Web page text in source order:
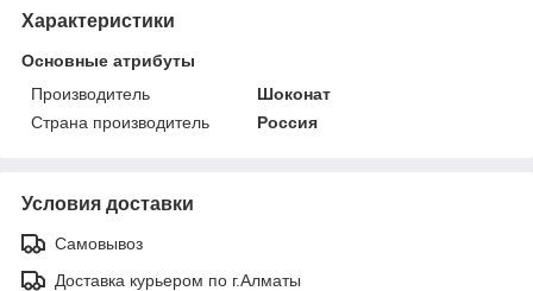
Характеристики
Основные атрибуты
Производитель
Шоконат
Страна производитель
Россия
Условия доставки
Самовывоз
Доставка курьером по г.Алматы